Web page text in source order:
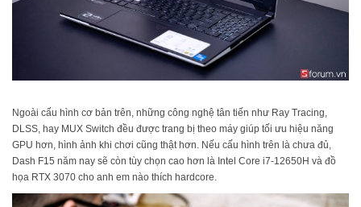
Ngoài cấu hình cơ bản trên, những công nghệ tân tiến như Ray Tracing,
DLSS, hay MUX Switch đều được trang bị theo máy giúp tối ưu hiệu năng
GPU hơn, hình ảnh khi chơi cũng thật hơn. Nếu cấu hình trên là chưa đủ,
Dash F15 năm nay sẽ còn tùy chọn cao hơn là Intel Core i7-12650H và đồ
họa RTX 3070 cho anh em nào thích hardcore.